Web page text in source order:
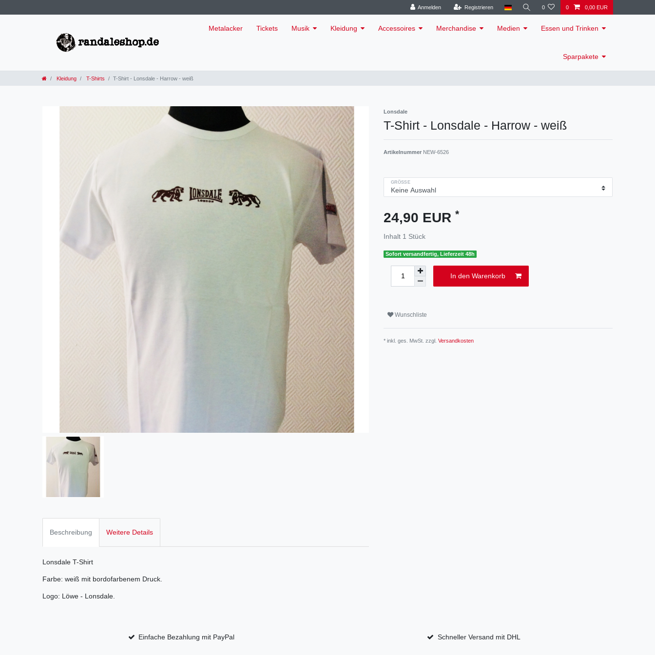
Anmelden Registrieren 0 0 0,00 EUR
Metalacker Tickets Musik Kleidung Accessoires Merchandise Medien Essen und Trinken
Sparpakete
Kleidung T-Shirts T-Shirt - Lonsdale - Harrow - weiß
Lonsdale
T-Shirt - Lonsdale - Harrow - weiß
Artikelnummer NEW-6526
GRÖSSE
24,90 EUR *
Inhalt 1 Stück
Sofort versandfertig, Lieferzeit 48h
In den Warenkorb
Wunschliste
* inkl. ges. MwSt. zzgl. Versandkosten
Beschreibung Weitere Details
Lonsdale T-Shirt
Farbe: weiß mit bordofarbenem Druck.
Logo: Löwe - Lonsdale.
Einfache Bezahlung mit PayPal Schneller Versand mit DHL